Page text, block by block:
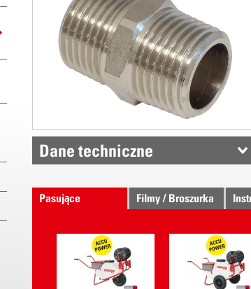
Dane techniczne
Pasujące
Filmy / Broszurka